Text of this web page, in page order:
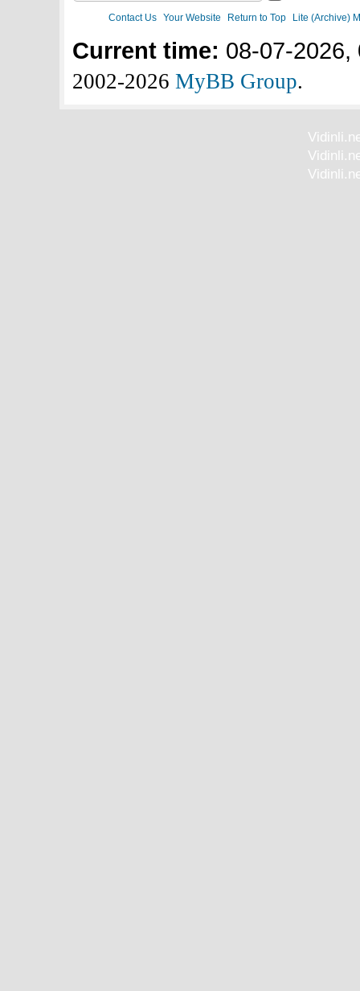
Contact Us Your Website Return to Top Lite (Archive)
Current time: 08-07-2026,
2002-2026 MyBB Group.